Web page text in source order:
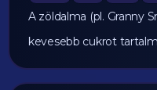
A zöldalma (pl. Granny
kevesebb cukrot